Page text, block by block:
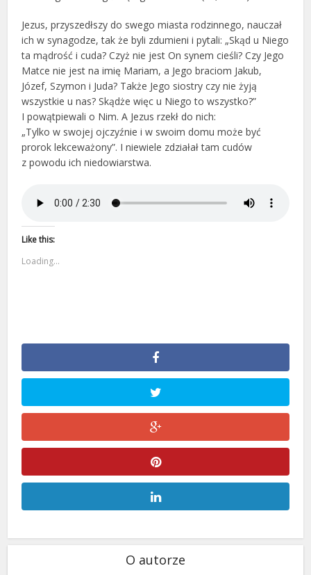
Jezus, przyszedłszy do swego miasta rodzinnego, nauczał
ich w synagodze, tak że byli zdumieni i pytali: „Skąd u Niego
ta mądrość i cuda? Czyż nie jest On synem cieśli? Czy Jego
Matce nie jest na imię Mariam, a Jego braciom Jakub,
Józef, Szymon i Juda? Także Jego siostry czy nie żyją
wszystkie u nas? Skądże więc u Niego to wszystko?”
I powątpiewali o Nim. A Jezus rzekł do nich:
„Tylko w swojej ojczyźnie i w swoim domu może być
prorok lekceważony”. I niewiele zdziałał tam cudów
z powodu ich niedowiarstwa.
Like this:
Loading...
O autorze